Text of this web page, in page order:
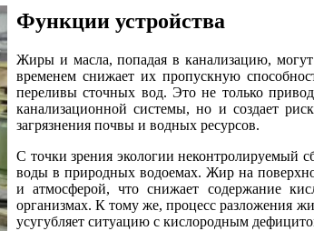
Функции устройства
Жиры и масла, попадая в канализацию,
временем снижает их пропускную
переливы сточных вод. Это не только
канализационной системы, но и создает
загрязнения почвы и водных ресурсов.
С точки зрения экологии неконтролируемый
воды в природных водоемах. Жир на
и атмосферой, что снижает содержание
организмах. К тому же, процесс разложения
усугубляет ситуацию с кислородным